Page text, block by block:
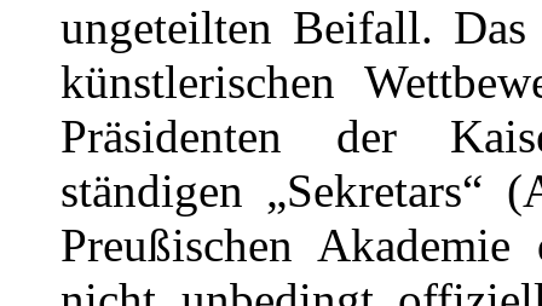
ungeteilten Beifall.
künstlerischen
Präsidenten der
ständigen „Sekretars“
Preußischen Akademie